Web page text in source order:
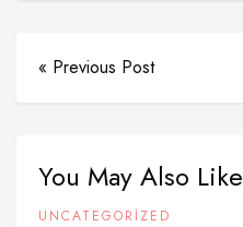
« Previous Post
You May Also Like
UNCATEGORIZED